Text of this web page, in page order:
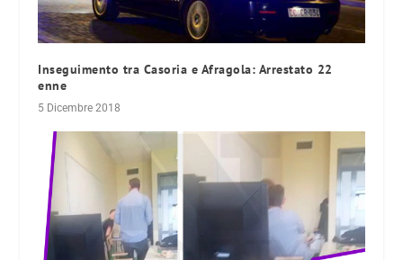
Inseguimento tra Casoria e Afragola: Arrestato 22
enne
5 Dicembre 2018